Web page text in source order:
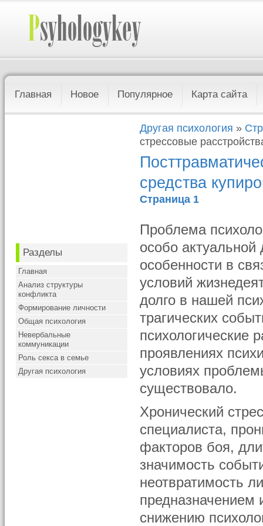
Главная Новое Популярное Карта сайта
Разделы
Главная
Анализ структуры
конфликта
Формирование личности
Общая психология
Невербальные
коммуникации
Роль секса в семье
Другая психология
Другая психология »
стрессовые
средства
Страница 1
Проблема
особо актуальной
особенности в
условий
долго в нашей
трагических
психологические
проявлениях
условиях
существовало.
Хронический
специалиста,
факторов боя,
значимость
неотвратимость
предназначением
снижению